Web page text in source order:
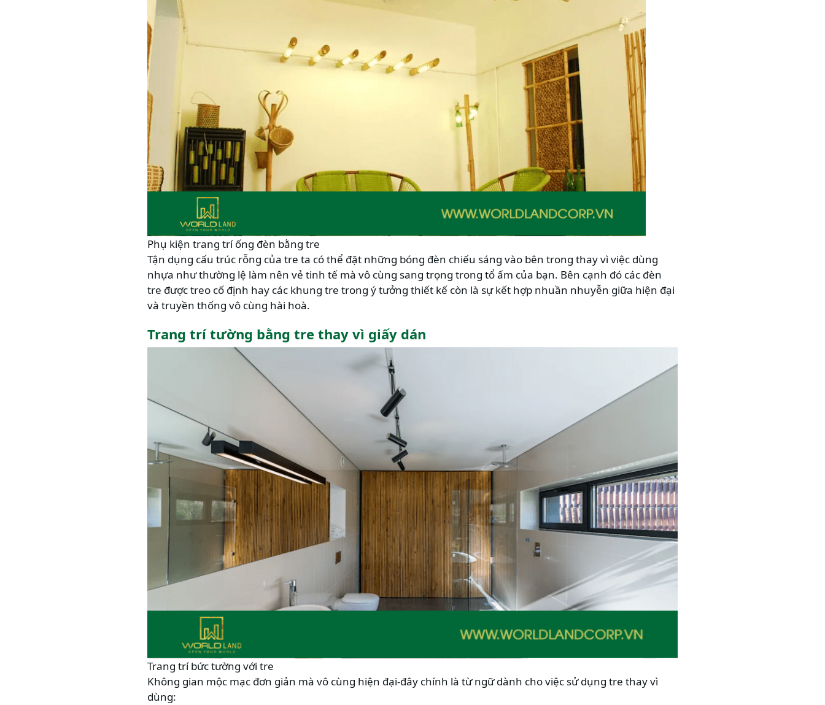
Phụ kiện trang trí ống đèn bằng tre
Tận dụng cấu trúc rỗng của tre ta có thể đặt những bóng đèn chiếu sáng vào bên trong thay vì việc dùng
nhựa như thường lệ làm nên vẻ tinh tế mà vô cùng sang trọng trong tổ ấm của bạn. Bên cạnh đó các đèn
tre được treo cố định hay các khung tre trong ý tưởng thiết kế còn là sự kết hợp nhuần nhuyễn giữa hiện đại
và truyền thống vô cùng hài hoà.
Trang trí tường bằng tre thay vì giấy dán
Trang trí bức tường với tre
Không gian mộc mạc đơn giản mà vô cùng hiện đại-đây chính là từ ngữ dành cho việc sử dụng tre thay vì
dùng: